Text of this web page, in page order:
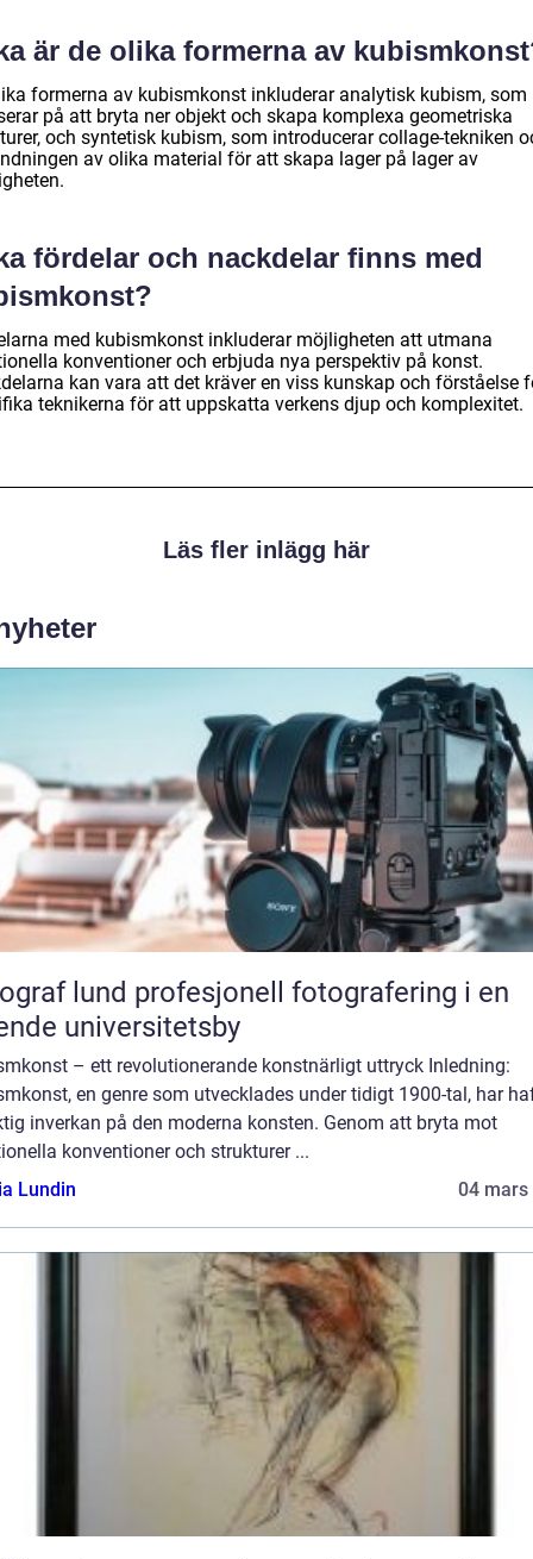
är de olika formerna av
formerna av kubismkonst inkluderar analytisk kubism, som
på att bryta ner objekt och skapa komplexa geometriska
och syntetisk kubism, som introducerar collage-tekniken
av olika material för att skapa lager på lager av
fördelar och nackdelar finns med
med kubismkonst inkluderar möjligheten att utmana
konventioner och erbjuda nya perspektiv på konst.
kan vara att det kräver en viss kunskap och förståelse
teknikerna för att uppskatta verkens djup och komplexitet.
Läs fler inlägg här
profesjonell fotografering i en
universitetsby
– ett revolutionerande konstnärligt uttryck Inledning:
en genre som utvecklades under tidigt 1900-tal, har
inverkan på den moderna konsten. Genom att bryta mot
konventioner och strukturer ...
Lundin
04 mars